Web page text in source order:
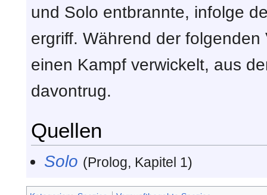
und Solo entbrannte, infolge
ergriff. Während der
einen Kampf verwickelt, aus
davontrug.
Quellen
Solo (Prolog, Kapitel 1)